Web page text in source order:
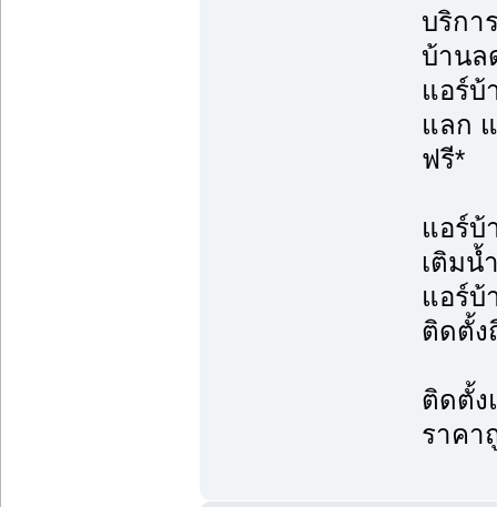
บริกา
บ้านล
แอร์บ้
แลก
ฟรี*
แอร์บ้
เติมน้
แอร์บ้
ติดตั้ง
ติดตั้ง
ราคา